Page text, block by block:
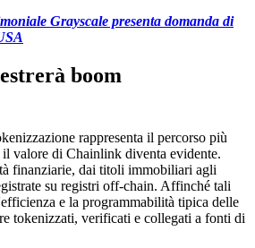
Grayscale presenta domanda di
boom
rappresenta il percorso più
valore di Chainlink diventa evidente.
finanziarie, dai titoli immobiliari agli
su registri off-chain. Affinché tali
e la programmabilità tipica delle
tokenizzati, verificati e collegati a fonti di